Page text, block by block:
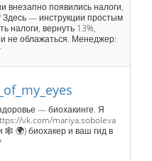
внезапно появились налоги,
Здесь — инструкции простым
налоги, вернуть 13%,
не облажаться. Менеджер:
— биохакинге. Я
vk.com/mariya.soboleva
🕸️ 🌍) биохакер и ваш гид в